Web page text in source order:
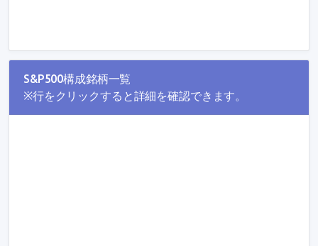
S&P500構成銘柄一覧
※行をクリックすると詳細を確認できます。